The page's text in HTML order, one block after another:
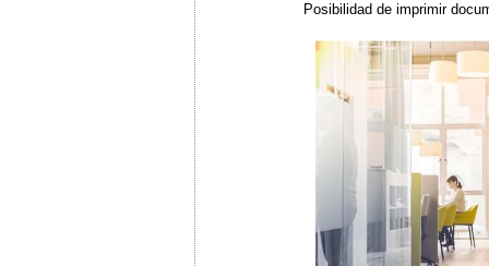
Posibilidad de imprimir